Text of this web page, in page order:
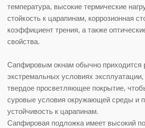
температура, высокие термические
стойкость к царапинам, коррозионная
коэффициент трения, а также
свойства.
Сапфировым окнам обычно приходится
экстремальных условиях
твердое просветляющее покрытие,
суровые условия окружающей среды и
устойчивость к царапинам.
Сапфировая подложка имеет высокий